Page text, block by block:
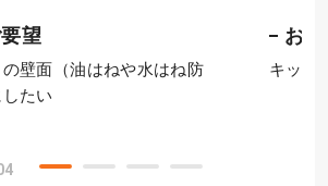
ナップのステディア
さも格段にアップ
望
壁面（油はねや水はね防
たい
引
お
キッチ